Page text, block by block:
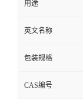
用途
英文名称
包装规格
CAS编号